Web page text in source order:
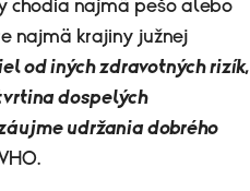
chodia najmä pešo alebo
najmä krajiny južnej
od iných zdravotných rizík,
dospelých
udržania dobrého